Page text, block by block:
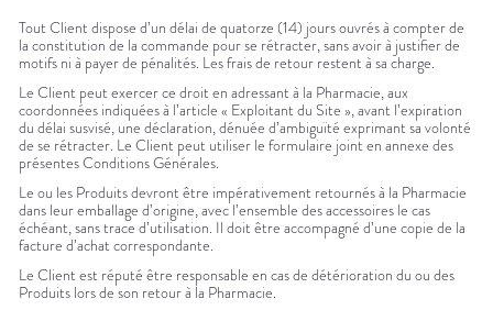
Tout Client dispose d’un délai de quatorze (14) jours ouvrés à compter de
la constitution de la commande pour se rétracter, sans avoir à justifier de
motifs ni à payer de pénalités. Les frais de retour restent à sa charge.
Le Client peut exercer ce droit en adressant à la Pharmacie, aux
coordonnées indiquées à l’article « Exploitant du Site », avant l’expiration
du délai susvisé, une déclaration, dénuée d’ambiguïté exprimant sa volonté
de se rétracter. Le Client peut utiliser le formulaire joint en annexe des
présentes Conditions Générales.
Le ou les Produits devront être impérativement retournés à la Pharmacie
dans leur emballage d’origine, avec l’ensemble des accessoires le cas
échéant, sans trace d’utilisation. Il doit être accompagné d’une copie de la
facture d’achat correspondante.
Le Client est réputé être responsable en cas de détérioration du ou des
Produits lors de son retour à la Pharmacie.